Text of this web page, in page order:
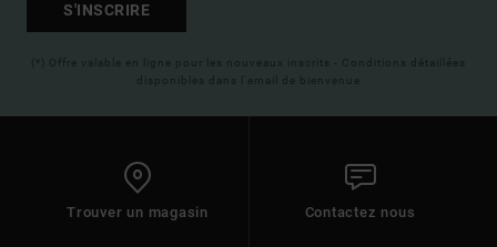
S'INSCRIRE
(*) Offre valable en ligne pour les nouveaux inscrits - Conditions détaillées
disponibles dans l'email de bienvenue
Trouver un magasin Contactez nous